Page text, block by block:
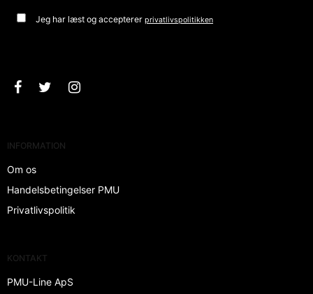
Jeg har læst og acceptererprivatlivspolitikken
INFORMATION
Om os
Handelsbetingelser PMU
Privatlivspolitik
KONTAKT
PMU-Line ApS